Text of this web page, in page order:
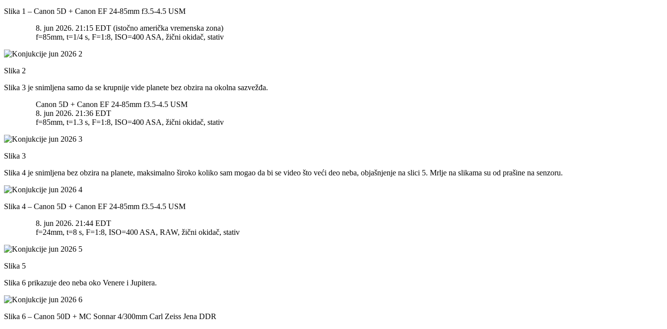
Slika 1 – Canon 5D + Canon EF 24-85mm f3.5-4.5 USM
8. jun 2026. 21:15 EDT (istočno američka vremenska zona)
f=85mm, t=1/4 s, F=1:8, ISO=400 ASA, žični okidač, stativ
Slika 2
Slika 3 je snimljena samo da se krupnije vide planete bez obzira na okolna sazvežđa.
Canon 5D + Canon EF 24-85mm f3.5-4.5 USM
8. jun 2026. 21:36 EDT
f=85mm, t=1.3 s, F=1:8, ISO=400 ASA, žični okidač, stativ
Slika 3
Slika 4 je snimljena bez obzira na planete, maksimalno široko koliko sam mogao da bi se video što veći deo neba, objašnjenje na slici 5. Mrlje na slikama su od prašine na senzoru.
Slika 4 – Canon 5D + Canon EF 24-85mm f3.5-4.5 USM
8. jun 2026. 21:44 EDT
f=24mm, t=8 s, F=1:8, ISO=400 ASA, RAW, žični okidač, stativ
Slika 5
Slika 6 prikazuje deo neba oko Venere i Jupitera.
Slika 6 – Canon 50D + MC Sonnar 4/300mm Carl Zeiss Jena DDR